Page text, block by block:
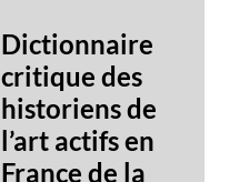
Dictionnaire
critique des
historiens de
l’art actifs en
France de la